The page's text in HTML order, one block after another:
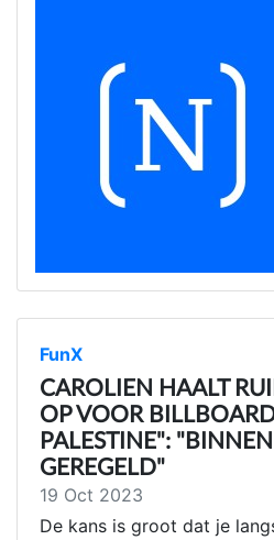
FunX
CAROLIEN HAALT
OP VOOR
PALESTINE":
GEREGELD"
19 Oct 2023
De kans is groot dat je